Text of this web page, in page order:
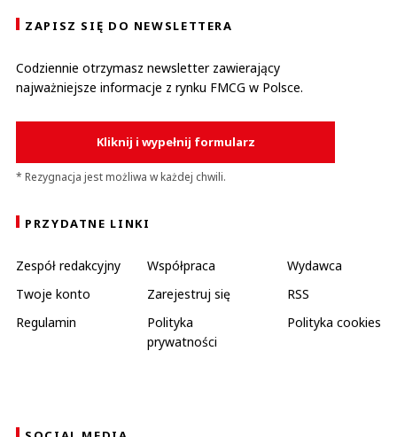
ZAPISZ SIĘ DO NEWSLETTERA
Codziennie otrzymasz newsletter zawierający
najważniejsze informacje z rynku FMCG w Polsce.
Kliknij i wypełnij formularz
* Rezygnacja jest możliwa w każdej chwili.
PRZYDATNE LINKI
Zespół redakcyjny Współpraca
Wydawca
Twoje konto
Zarejestruj się
RSS
Regulamin
Polityka
prywatności
Polityka cookies